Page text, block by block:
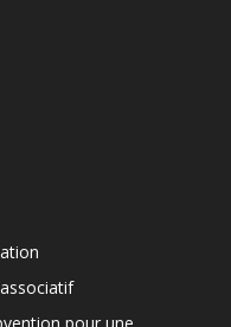
pour une